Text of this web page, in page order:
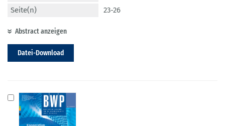
Seite(n)
23-26
Abstract anzeigen
Datei-Download